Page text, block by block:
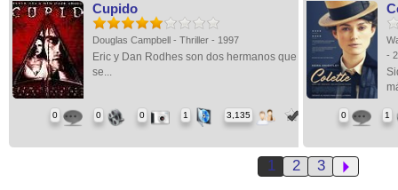
Cupido
Douglas Campbell - Thriller - 1997
Eric y Dan Rodhes son dos hermanos que
se...
0 0 0 1 3,135
-
0 1
1 2 3